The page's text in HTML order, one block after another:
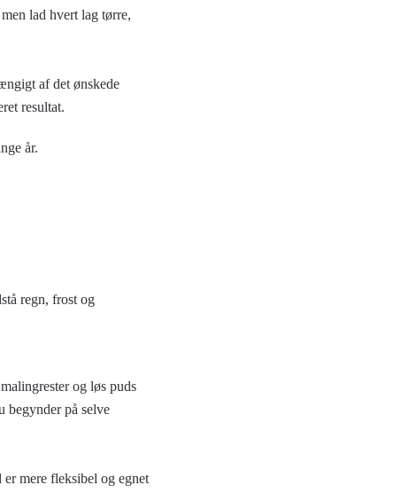
lad hvert lag tørre,
af det ønskede
resultat.
år.
regn, frost og
og løs puds
begynder på selve
mere fleksibel og egnet